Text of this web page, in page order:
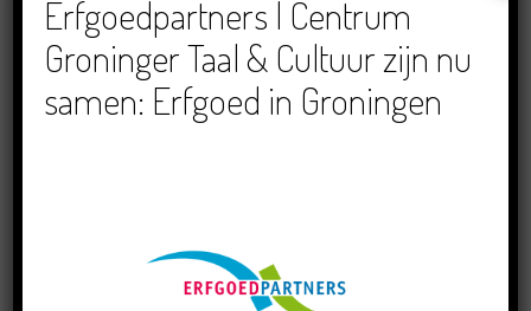
Erfgoed in Groningen onder één dak:
Erfgoedpartners en Centrum Groninger
Erfgoedpartners | Centrum
Groninger Taal & Cultuur zijn nu
samen: Erfgoed in Groningen